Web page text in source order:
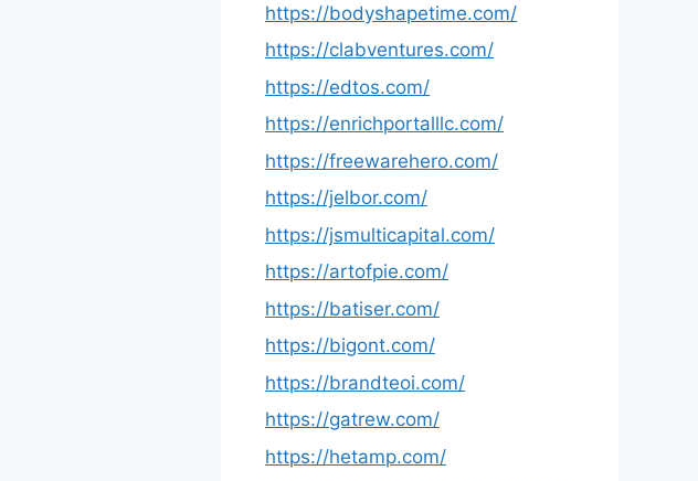
https://bodyshapetime.com/
https://clabventures.com/
https://edtos.com/
https://enrichportalllc.com/
https://freewarehero.com/
https://jelbor.com/
https://jsmulticapital.com/
https://artofpie.com/
https://batiser.com/
https://bigont.com/
https://brandteoi.com/
https://gatrew.com/
https://hetamp.com/